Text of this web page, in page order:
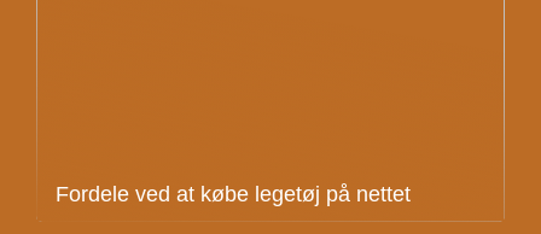
Fordele ved at købe legetøj på nettet